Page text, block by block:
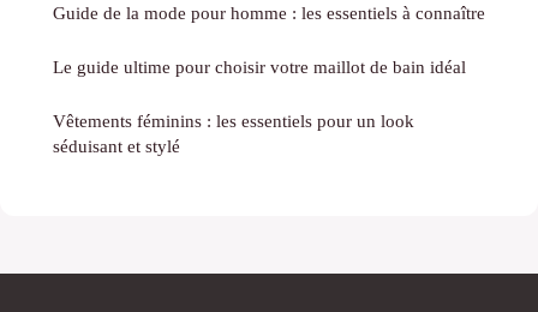
Guide de la mode pour homme : les essentiels à connaître
Le guide ultime pour choisir votre maillot de bain idéal
Vêtements féminins : les essentiels pour un look
séduisant et stylé